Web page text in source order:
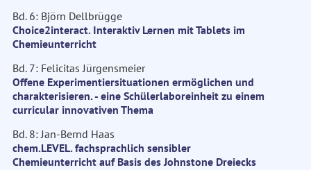
Bd. 6: Björn Dellbrügge
Choice2interact. Interaktiv Lernen mit Tablets im
Chemieunterricht
Bd. 7: Felicitas Jürgensmeier
Offene Experimentiersituationen ermöglichen und
charakterisieren. - eine Schülerlaboreinheit zu einem
curricular innovativen Thema
Bd. 8: Jan-Bernd Haas
chem.LEVEL. fachsprachlich sensibler
Chemieunterricht auf Basis des Johnstone Dreiecks